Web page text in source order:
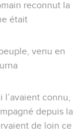
reconnut la
était
venu en
connu,
depuis la
de loin ce